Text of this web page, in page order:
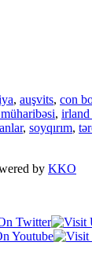
, auşvits, con
, irland
, soyqırım,
by KKO